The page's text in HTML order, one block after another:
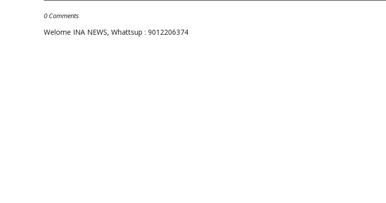
0 Comments
Welome INA NEWS, Whattsup : 9012206374